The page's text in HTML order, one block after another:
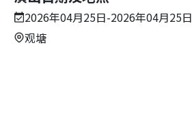
2026年04月25日-2026年04月25日
观塘